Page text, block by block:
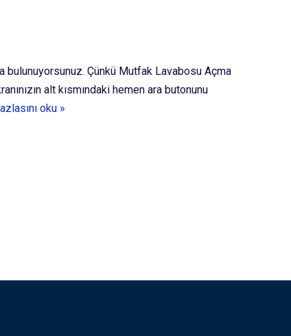
bulunuyorsunuz. Çünkü Mutfak Lavabosu Açma
alt kısmındaki hemen ara butonunu
oku »